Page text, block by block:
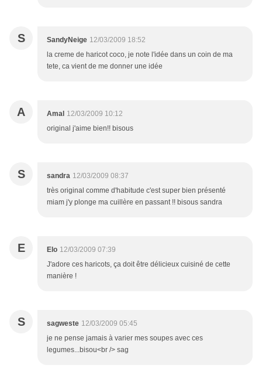
S SandyNeige 12/03/2009 18:52
la creme de haricot coco, je note l'idée dans un coin de ma
tete, ca vient de me donner une idée
A Amal 12/03/2009 10:12
original j'aime bien!! bisous
S sandra 12/03/2009 08:37
très original comme d'habitude c'est super bien présenté
miam j'y plonge ma cuillère en passant !! bisous sandra
E Elo 12/03/2009 07:39
J'adore ces haricots, ça doit être délicieux cuisiné de cette
manière !
S sagweste 12/03/2009 05:45
je ne pense jamais à varier mes soupes avec ces
legumes...bisou<br /> sag